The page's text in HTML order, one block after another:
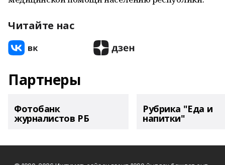
Читайте нас
Партнеры
Фотобанк
журналистов РБ
Рубрика "Еда и
напитки"